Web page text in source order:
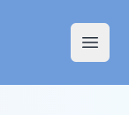
Open